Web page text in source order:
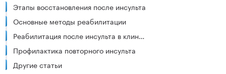
Этапы восстановления после инсульта
Основные методы реабилитации
Реабилитация после инсульта в клиниках ЦМРТ
Профилактика повторного инсульта
Другие статьи